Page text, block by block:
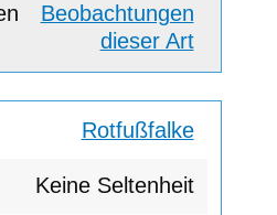
Beobachtungen
dieser Art
Rotfußfalke
Keine Seltenheit